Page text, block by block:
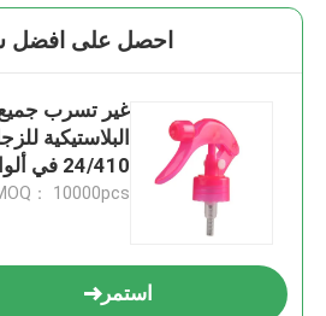
احصل على افضل
غير تسرب
البلاستيكية
24/410 في ألوان متعددة
： 10000pcs
استمر